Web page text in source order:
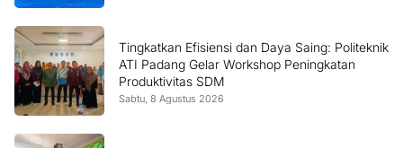
Tingkatkan Efisiensi dan Daya Saing: Politeknik
ATI Padang Gelar Workshop Peningkatan
Produktivitas SDM
Sabtu, 8 Agustus 2026